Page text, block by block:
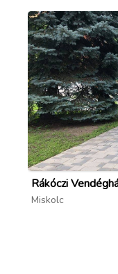
Rákóczi
Miskolc